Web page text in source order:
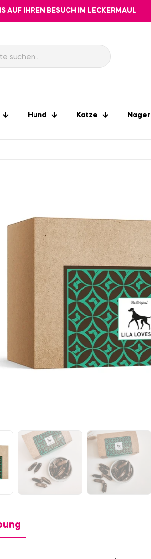
AUF IHREN BESUCH IM LECKERMAUL
Hund Katze Nager